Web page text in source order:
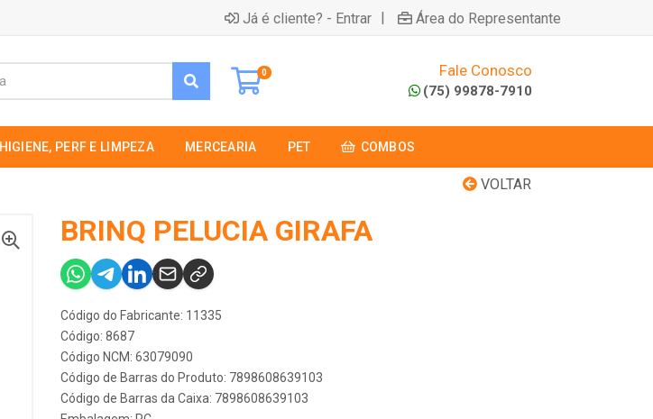
Já é cliente? - Entrar | Área do Representante
0 Fale Conosco
(75) 99878-7910
HIGIENE, PERF E LIMPEZA MERCEARIA PET COMBOS
VOLTAR
BRINQ PELUCIA GIRAFA
Código do Fabricante: 11335
Código: 8687
Código NCM: 63079090
Código de Barras do Produto: 7898608639103
Código de Barras da Caixa: 7898608639103